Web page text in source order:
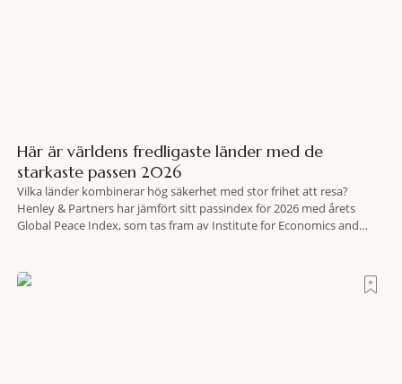
Här är världens fredligaste länder med de
starkaste passen 2026
Vilka länder kombinerar hög säkerhet med stor frihet att resa?
Henley & Partners har jämfört sitt passindex för 2026 med årets
Global Peace Index, som tas fram av Institute for Economics and